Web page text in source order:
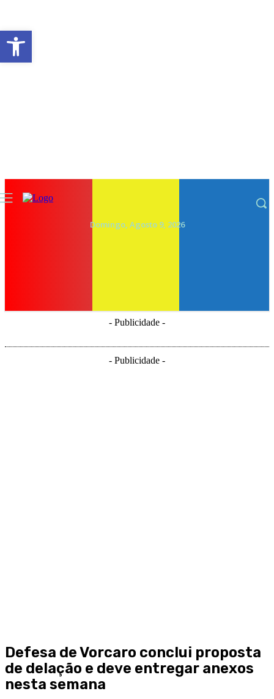
Domingo, Agosto 9, 2026
- Publicidade -
- Publicidade -
Defesa de Vorcaro conclui proposta
de delação e deve entregar anexos
nesta semana
Abrir a barra de ferramentas